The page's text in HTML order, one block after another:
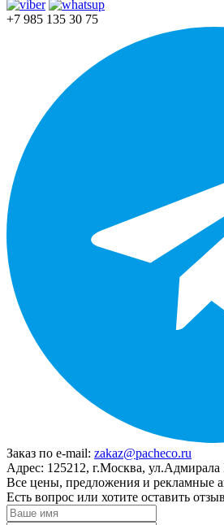
+7 985 135 30 75
Заказ по e-mail: zakaz@pacheco.ru
Адрес: 125212, г.Москва,
Все цены, предложения и рекламные
Есть вопрос или хотите оставить